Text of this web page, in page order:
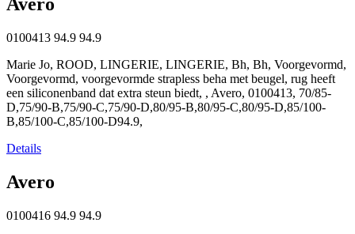
Avero
0100413 94.9 94.9
Marie Jo, ROOD, LINGERIE, LINGERIE, Bh, Bh, Voorgevormd,
Voorgevormd, voorgevormde strapless beha met beugel, rug heeft
een siliconenband dat extra steun biedt, , Avero, 0100413, 70/85-
D,75/90-B,75/90-C,75/90-D,80/95-B,80/95-C,80/95-D,85/100-
B,85/100-C,85/100-D94.9,
Details
Avero
0100416 94.9 94.9